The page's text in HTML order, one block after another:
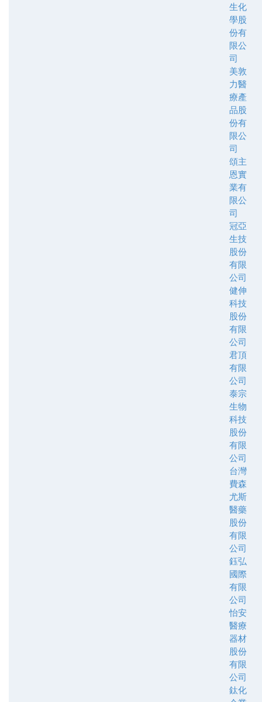
生化
學股
份有
限公
司
美敦
力醫
療產
品股
份有
限公
司
頌主
恩實
業有
限公
司
冠亞
生技
股份
有限
公司
健伸
科技
股份
有限
公司
君頂
有限
公司
泰宗
生物
科技
股份
有限
公司
台灣
費森
尤斯
醫藥
股份
有限
公司
鈺弘
國際
有限
公司
怡安
醫療
器材
股份
有限
公司
鈦化